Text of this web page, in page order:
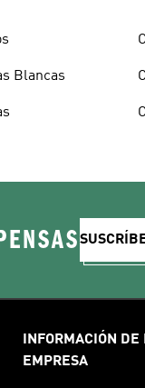
Blancas
INFORMACIÓN DE
EMPRESA